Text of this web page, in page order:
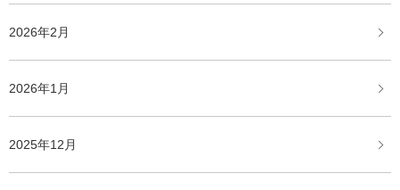
2026年2月
2026年1月
2025年12月